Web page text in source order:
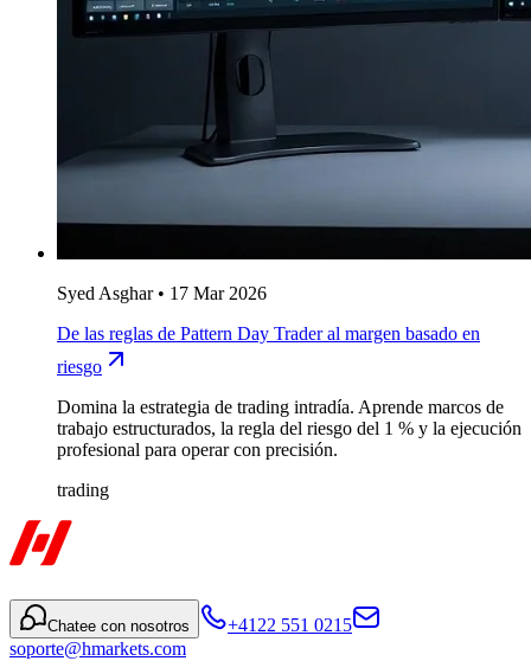
Syed Asghar• 17 Mar 2026
De las reglas de Pattern Day Trader al margen basado en
riesgo
Domina la estrategia de trading intradía. Aprende marcos de
trabajo estructurados, la regla del riesgo del 1 % y la ejecución
profesional para operar con precisión.
trading
Chatee con nosotros
+4122 551 0215
soporte@hmarkets.com